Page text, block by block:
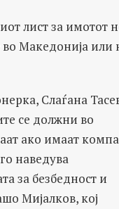
лист за имотот
во Македонија
Слаѓана
се должни во
ако имаат
наведува
за безбедност и
Мијалков, кој